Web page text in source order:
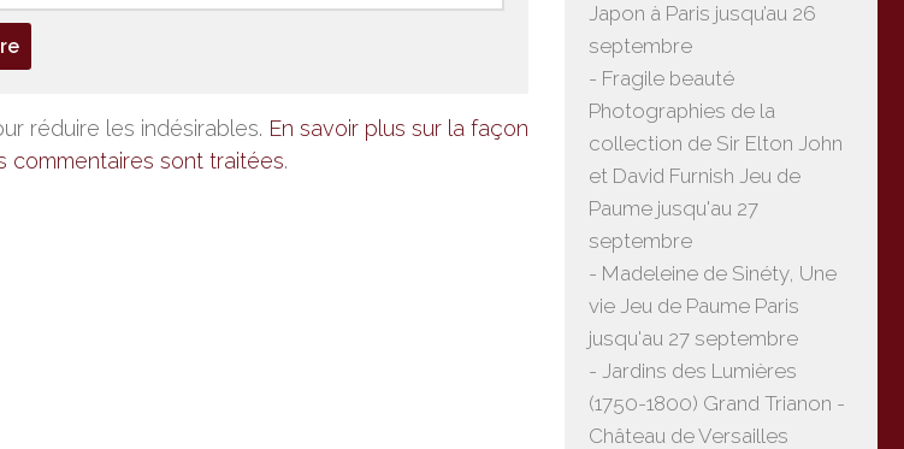
réduire les indésirables. En savoir plus sur la façon
commentaires sont traitées.
Japon à Paris jusqu’au 26
septembre
- Fragile beauté
Photographies de la
collection de Sir Elton John
et David Furnish Jeu de
Paume jusqu'au 27
septembre
- Madeleine de Sinéty, Une
vie Jeu de Paume Paris
jusqu'au 27 septembre
- Jardins des Lumières
(1750-1800) Grand Trianon -
Château de Versailles